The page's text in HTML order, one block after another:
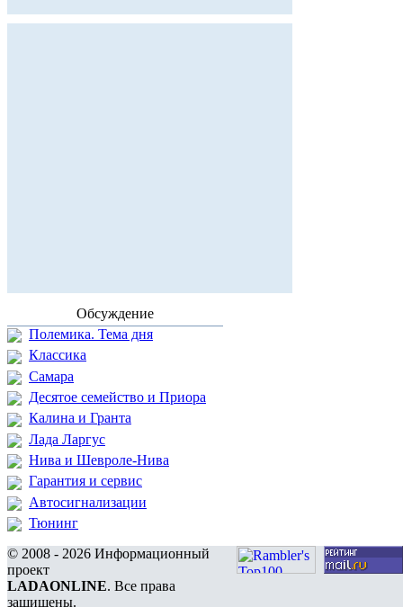
Обсуждение
Полемика. Тема дня
Классика
Самара
Десятое семейство и Приора
Калина и Гранта
Лада Ларгус
Нива и Шевроле-Нива
Гарантия и сервис
Автосигнализации
Тюнинг
© 2008 - 2026 Информационный
проект
LADAONLINE. Все права
защищены.